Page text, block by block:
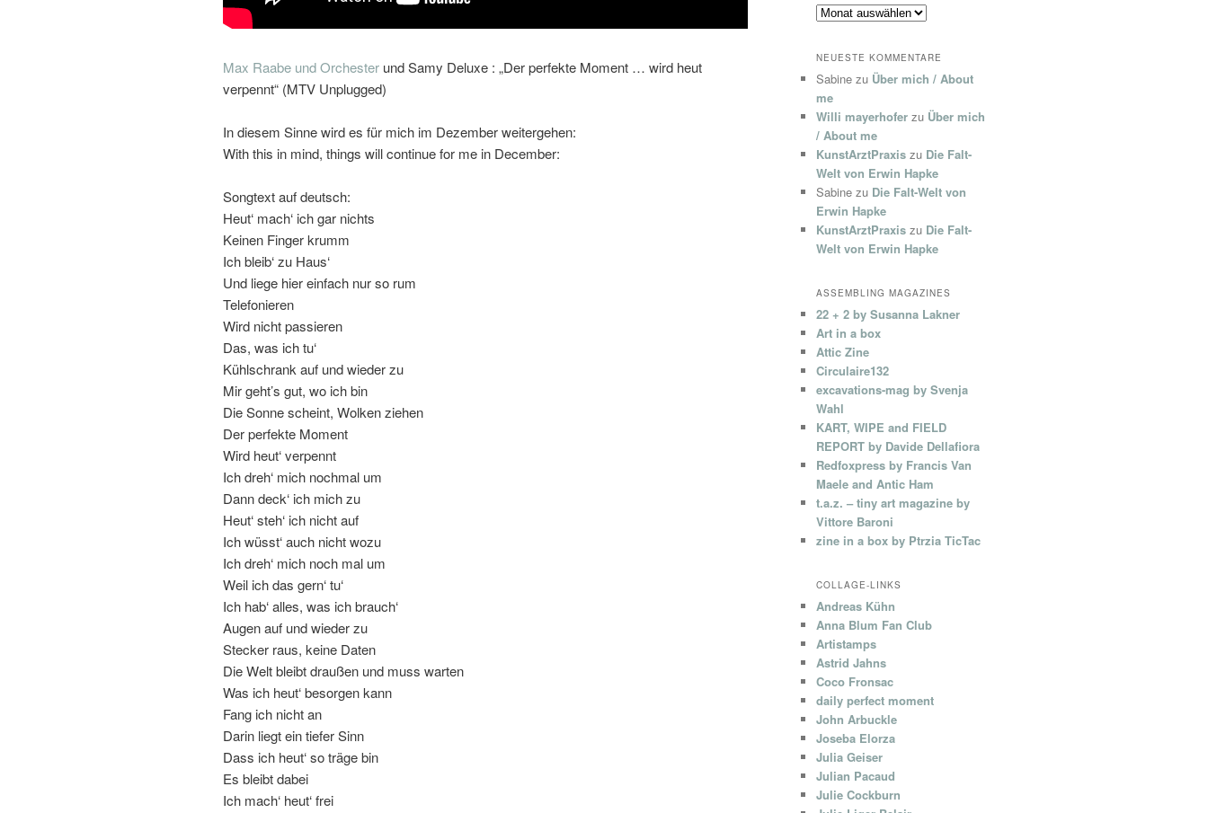
Max Raabe und Orchester und Samy Deluxe : „Der perfekte Moment … wird heut
verpennt“ (MTV Unplugged)
In diesem Sinne wird es für mich im Dezember weitergehen:
With this in mind, things will continue for me in December:
Songtext auf deutsch:
Heut‘ mach‘ ich gar nichts
Keinen Finger krumm
Ich bleib‘ zu Haus‘
Und liege hier einfach nur so rum
Telefonieren
Wird nicht passieren
Das, was ich tu‘
Kühlschrank auf und wieder zu
Mir geht’s gut, wo ich bin
Die Sonne scheint, Wolken ziehen
Der perfekte Moment
Wird heut‘ verpennt
Ich dreh‘ mich nochmal um
Dann deck‘ ich mich zu
Heut‘ steh‘ ich nicht auf
Ich wüsst‘ auch nicht wozu
Ich dreh‘ mich noch mal um
Weil ich das gern‘ tu‘
Ich hab‘ alles, was ich brauch‘
Augen auf und wieder zu
Stecker raus, keine Daten
Die Welt bleibt draußen und muss warten
Was ich heut‘ besorgen kann
Fang ich nicht an
Darin liegt ein tiefer Sinn
Dass ich heut‘ so träge bin
Es bleibt dabei
Ich mach‘ heut‘ frei
Archiv
NEUESTE KOMMENTARE
Sabine zu Über mich / About
me
Willi mayerhofer zu Über mich
/ About me
KunstArztPraxis zu Die Falt-
Welt von Erwin Hapke
Sabine zu Die Falt-Welt von
Erwin Hapke
KunstArztPraxis zu Die Falt-
Welt von Erwin Hapke
ASSEMBLING MAGAZINES
22 + 2 by Susanna Lakner
Art in a box
Attic Zine
Circulaire132
excavations-mag by Svenja
Wahl
KART, WIPE and FIELD
REPORT by Davide Dellafiora
Redfoxpress by Francis Van
Maele and Antic Ham
t.a.z. – tiny art magazine by
Vittore Baroni
zine in a box by Ptrzia TicTac
COLLAGE-LINKS
Andreas Kühn
Anna Blum Fan Club
Artistamps
Astrid Jahns
Coco Fronsac
daily perfect moment
John Arbuckle
Joseba Elorza
Julia Geiser
Julian Pacaud
Julie Cockburn